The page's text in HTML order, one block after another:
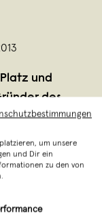
und
des
Seit
und
des
um unsere
und Dir ein
zu den von